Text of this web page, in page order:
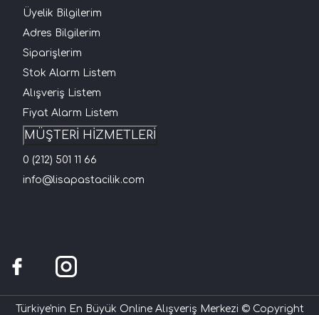
Üyelik Bilgilerim
Adres Bilgilerim
Siparişlerim
Stok Alarm Listem
Alışveriş Listem
Fiyat Alarm Listem
MÜŞTERİ HİZMETLERİ
0 (212) 501 11 66
info@lisapastacilik.com
Türkiye'nin En Büyük Online Alışveriş Merkezi © Copyright